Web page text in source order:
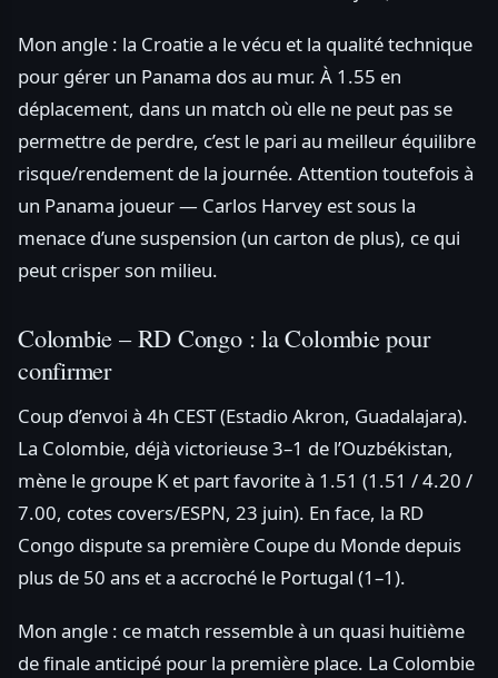
Mon angle : la Croatie a le vécu et la qualité technique
pour gérer un Panama dos au mur. À 1.55 en
déplacement, dans un match où elle ne peut pas se
permettre de perdre, c’est le pari au meilleur équilibre
risque/rendement de la journée. Attention toutefois à
un Panama joueur — Carlos Harvey est sous la
menace d’une suspension (un carton de plus), ce qui
peut crisper son milieu.
Colombie – RD Congo : la Colombie pour
confirmer
Coup d’envoi à 4h CEST (Estadio Akron, Guadalajara).
La Colombie, déjà victorieuse 3–1 de l’Ouzbékistan,
mène le groupe K et part favorite à 1.51 (1.51 / 4.20 /
7.00, cotes covers/ESPN, 23 juin). En face, la RD
Congo dispute sa première Coupe du Monde depuis
plus de 50 ans et a accroché le Portugal (1–1).
Mon angle : ce match ressemble à un quasi huitième
de finale anticipé pour la première place. La Colombie